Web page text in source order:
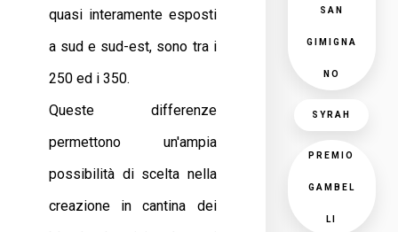
quasi interamente esposti
a sud e sud-est, sono tra i
250 ed i 350.
Queste differenze
permettono un'ampia
possibilità di scelta nella
creazione in cantina dei
SAN
GIMIGNA
NO
SYRAH
PREMIO
GAMBEL
LI